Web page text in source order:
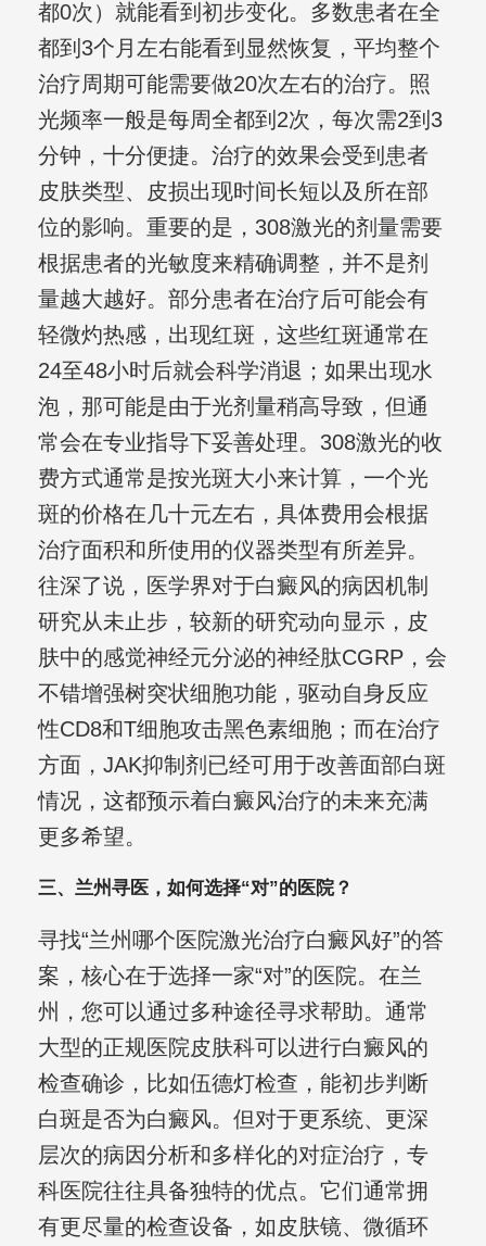
都0次）就能看到初步变化。多数患者在全
都到3个月左右能看到显然恢复，平均整个
治疗周期可能需要做20次左右的治疗。照
光频率一般是每周全都到2次，每次需2到3
分钟，十分便捷。治疗的效果会受到患者
皮肤类型、皮损出现时间长短以及所在部
位的影响。重要的是，308激光的剂量需要
根据患者的光敏度来精确调整，并不是剂
量越大越好。部分患者在治疗后可能会有
轻微灼热感，出现红斑，这些红斑通常在
24至48小时后就会科学消退；如果出现水
泡，那可能是由于光剂量稍高导致，但通
常会在专业指导下妥善处理。308激光的收
费方式通常是按光斑大小来计算，一个光
斑的价格在几十元左右，具体费用会根据
治疗面积和所使用的仪器类型有所差异。
往深了说，医学界对于白癜风的病因机制
研究从未止步，较新的研究动向显示，皮
肤中的感觉神经元分泌的神经肽CGRP，会
不错增强树突状细胞功能，驱动自身反应
性CD8和T细胞攻击黑色素细胞；而在治疗
方面，JAK抑制剂已经可用于改善面部白斑
情况，这都预示着白癜风治疗的未来充满
更多希望。
三、兰州寻医，如何选择“对”的医院？
寻找“兰州哪个医院激光治疗白癜风好”的答
案，核心在于选择一家“对”的医院。在兰
州，您可以通过多种途径寻求帮助。通常
大型的正规医院皮肤科可以进行白癜风的
检查确诊，比如伍德灯检查，能初步判断
白斑是否为白癜风。但对于更系统、更深
层次的病因分析和多样化的对症治疗，专
科医院往往具备独特的优点。它们通常拥
有更尽量的检查设备，如皮肤镜、微循环